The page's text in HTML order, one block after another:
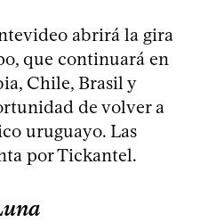
abrirá la gira
que continuará en
Chile, Brasil y
de volver a
uruguayo. Las
por Tickantel.